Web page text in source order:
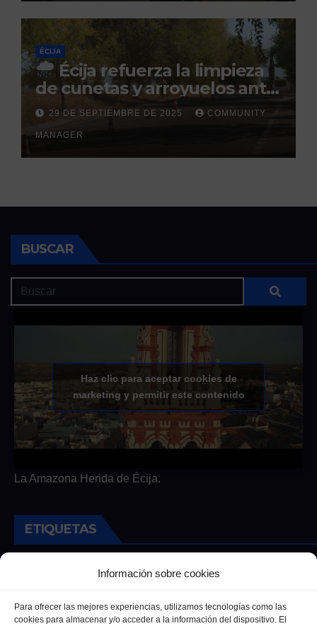
Información sobre cookies
Para ofrecer las mejores experiencias, utilizamos tecnologías como las
cookies para almacenar y/o acceder a la información del dispositivo. El
ÉCIJA
Écija refuerza la limpieza
de cunetas y arroyuelos ante
la llegada de las lluvias
otoñales
29 DE SEPTIEMBRE DE 2025 COMMUNITY
MANAGER
BUSCAR
Haz clic para aceptar cookies de
marketing y permitir este contenido
La Amazona Herida de Écija.
ETIQUETAS
Andalucía Cultura Deportes